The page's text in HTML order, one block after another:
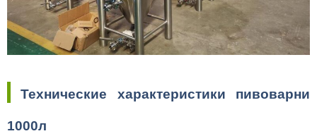
Технические характеристики пивоварни
1000л